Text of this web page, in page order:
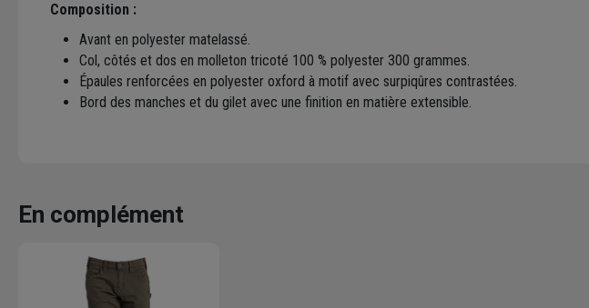
Composition :
Avant en polyester matelassé.
Col, côtés et dos en molleton tricoté 100 % polyester 300 grammes.
Épaules renforcées en polyester oxford à motif avec surpiqûres contrastées.
Bord des manches et du gilet avec une finition en matière extensible.
En complément